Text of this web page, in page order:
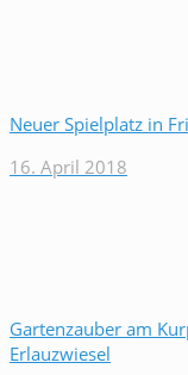
Neuer Spielplatz in
16. April 2018
Gartenzauber am
Erlauzwiesel